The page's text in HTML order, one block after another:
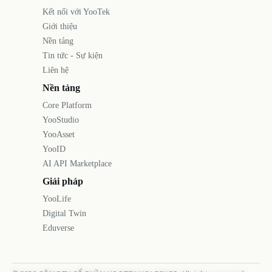
Kết nối với YooTek
Giới thiệu
Nền tảng
Tin tức - Sự kiện
Liên hệ
Nền tảng
Core Platform
YooStudio
YooAsset
YooID
AI API Marketplace
Giải pháp
YooLife
Digital Twin
Eduverse